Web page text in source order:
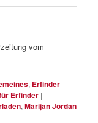
vom
, Erfinder
Erfinder |
,Marijan Jordan